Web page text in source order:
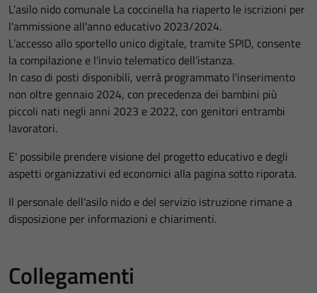
L’asilo nido comunale La coccinella ha riaperto le iscrizioni per
l'ammissione all'anno educativo 2023/2024.
L’accesso allo sportello unico digitale, tramite SPID, consente
la compilazione e l’invio telematico dell’istanza.
In caso di posti disponibili, verrà programmato l'inserimento
non oltre gennaio 2024, con precedenza dei bambini più
piccoli nati negli anni 2023 e 2022, con genitori entrambi
lavoratori.
E' possibile prendere visione del progetto educativo e degli
aspetti organizzativi ed economici alla pagina sotto riporata.
Il personale dell'asilo nido e del servizio istruzione rimane a
disposizione per informazioni e chiarimenti.
Collegamenti